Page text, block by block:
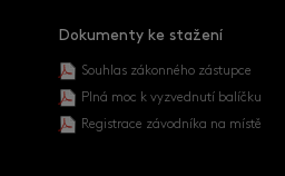
Dokumenty ke stažení
Souhlas zákonného zástupce
Plná moc k vyzvednutí balíčku
Registrace závodníka na místě